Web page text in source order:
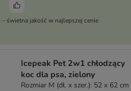
świetna jakość w najlepszej cenie
Icepeak Pet 2w1 chłodzący
koc dla psa, zielony
Rozmiar M (dł. x szer.): 52 x 62 cm